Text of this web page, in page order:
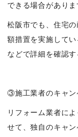
できる場合がありま
松阪市でも、住宅
額措置を実施して
などで詳細を確認す
③施工業者のキャン
リフォーム業者に
せて、独自のキャ